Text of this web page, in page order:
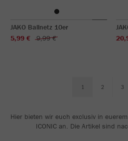
JAKO Ballnetz 10er
5,99 €
9,99 €
1 2 3
Hier bieten wir euch exclusiv in
ICONIC an. Die Artikel sind